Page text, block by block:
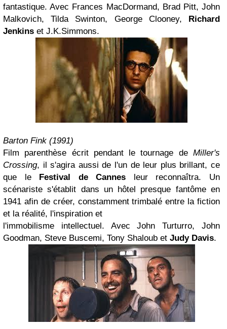
fantastique. Avec Frances MacDormand, Brad Pitt, John
Malkovich, Tilda Swinton, George Clooney, Richard
Jenkins et J.K.Simmons.
Barton Fink (1991)
Film parenthèse écrit pendant le tournage de Miller's
Crossing, il s'agira aussi de l'un de leur plus brillant, ce
que le Festival de Cannes leur reconnaîtra. Un
scénariste s'établit dans un hôtel presque fantôme en
1941 afin de créer, constamment trimbalé entre la fiction
et la réalité, l'inspiration et
l'immobilisme intellectuel. Avec John Turturro, John
Goodman, Steve Buscemi, Tony Shaloub et Judy Davis.